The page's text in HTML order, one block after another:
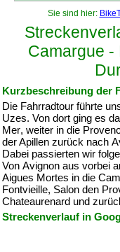
Sie sind hier:
Camargue -
Kurzbeschreibung der
Die Fahrradtour führte
Uzes. Von dort ging es
Mer, weiter in die
der Apillen zurück nach
Dabei passierten wir
Von Avignon aus vorbei
Aigues Mortes in die
Fontvieille, Salon den
Chateaurenard und
Streckenverlauf in